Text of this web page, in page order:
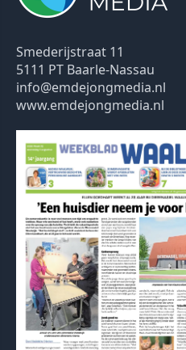
Smederijstraat 11
5111 PT Baarle-Nassau
info@emdejongmedia.nl
www.emdejongmedia.nl